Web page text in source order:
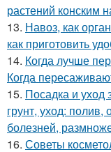
растений конским
13. Навоз, как
как приготовить
14. Когда лучше
Когда
15. Посадка и уход
грунт, уход: полив,
болезней,
16. Советы